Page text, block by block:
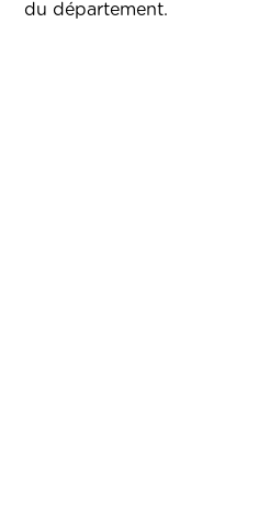
du département.